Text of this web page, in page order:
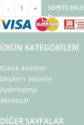
SEPETE EKLE
ÜRÜN KATEGORILERI
Klasik avizeler
Modern avizeler
Aydınlatma
Aksesuar
DIĞER SAYFALAR